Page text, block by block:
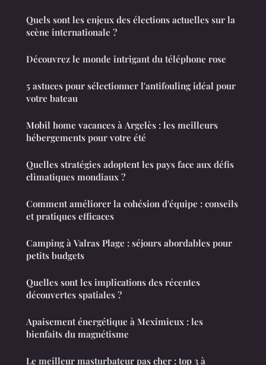
Quels sont les enjeux des élections actuelles sur la
scène internationale ?
Découvrez le monde intrigant du téléphone rose
5 astuces pour sélectionner l'antifouling idéal pour
votre bateau
Mobil home vacances à Argelès : les meilleurs
hébergements pour votre été
Quelles stratégies adoptent les pays face aux défis
climatiques mondiaux ?
Comment améliorer la cohésion d'équipe : conseils
et pratiques efficaces
Camping à Valras Plage : séjours abordables pour
petits budgets
Quelles sont les implications des récentes
découvertes spatiales ?
Apaisement énergétique à Meximieux : les
bienfaits du magnétisme
Le meilleur masturbateur pas cher : top 3 à